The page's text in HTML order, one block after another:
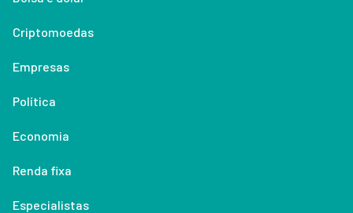
Criptomoedas
Empresas
Política
Economia
Renda fixa
Especialistas